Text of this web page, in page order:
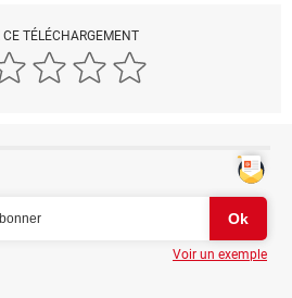
CE TÉLÉCHARGEMENT
Voir un exemple